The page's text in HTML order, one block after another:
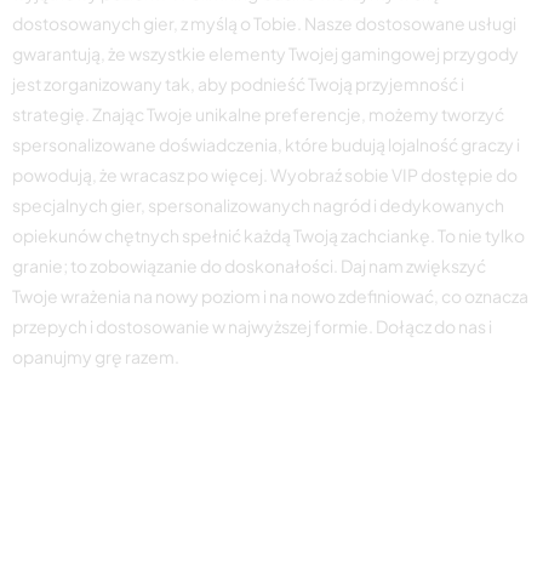
dostosowanych gier, z myślą o Tobie. Nasze dostosowane usługi
gwarantują, że wszystkie elementy Twojej gamingowej przygody
jest zorganizowany tak, aby podnieść Twoją przyjemność i
strategię. Znając Twoje unikalne preferencje, możemy tworzyć
spersonalizowane doświadczenia, które budują lojalność graczy i
powodują, że wracasz po więcej. Wyobraź sobie VIP dostępie do
specjalnych gier, spersonalizowanych nagród i dedykowanych
opiekunów chętnych spełnić każdą Twoją zachciankę. To nie tylko
granie; to zobowiązanie do doskonałości. Daj nam zwiększyć
Twoje wrażenia na nowy poziom i na nowo zdefiniować, co oznacza
przepych i dostosowanie w najwyższej formie. Dołącz do nas i
opanujmy grę razem.